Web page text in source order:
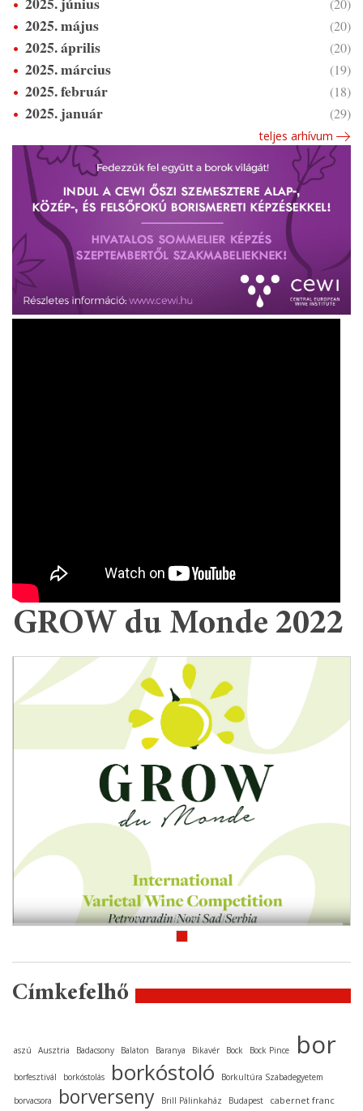
(20)
2025. május (20)
2025. április (20)
2025. március (19)
2025. február (18)
2025. január (29)
teljes arhívum
GROW du Monde 2022
Címkefelhő
aszú Ausztria Badacsony Balaton Baranya Bikavér Bock Bock Pince bor
borfesztivál borkóstolás borkóstoló Borkultúra Szabadegyetem
borvacsora borverseny Brill Pálinkaház Budapest cabernet franc